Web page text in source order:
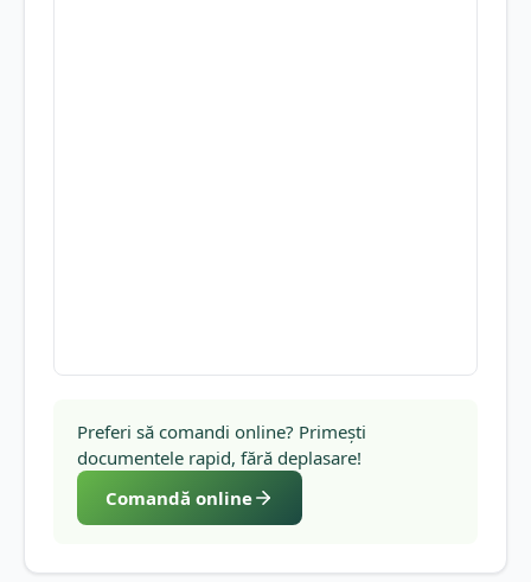
Preferi să comandi online? Primești
documentele rapid, fără deplasare!
Comandă online